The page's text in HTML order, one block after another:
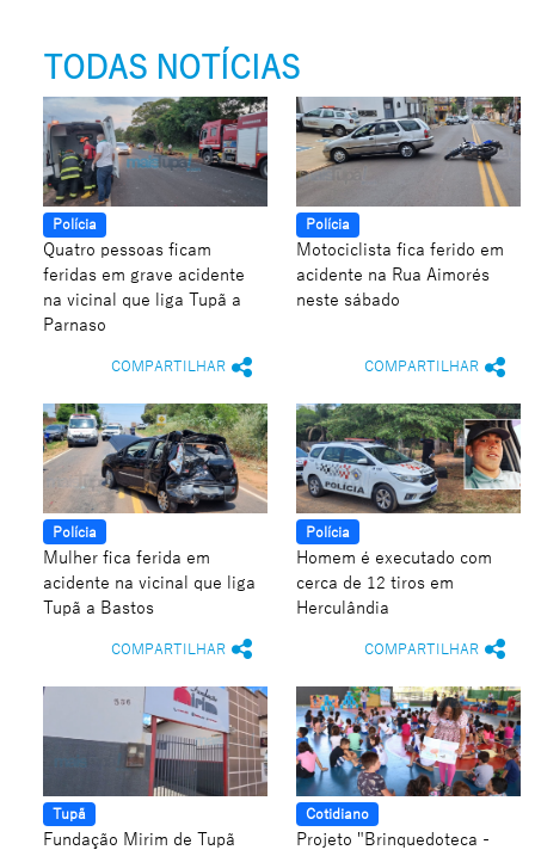
TODAS NOTÍCIAS
Polícia
Quatro pessoas ficam
feridas em grave acidente
na vicinal que liga Tupã a
Parnaso
COMPARTILHAR
Polícia
Motociclista fica ferido em
acidente na Rua Aimorés
neste sábado
COMPARTILHAR
Polícia
Mulher fica ferida em
acidente na vicinal que liga
Tupã a Bastos
COMPARTILHAR
Polícia
Homem é executado com
cerca de 12 tiros em
Herculândia
COMPARTILHAR
Tupã
Fundação Mirim de Tupã
Cotidiano
Projeto "Brinquedoteca -